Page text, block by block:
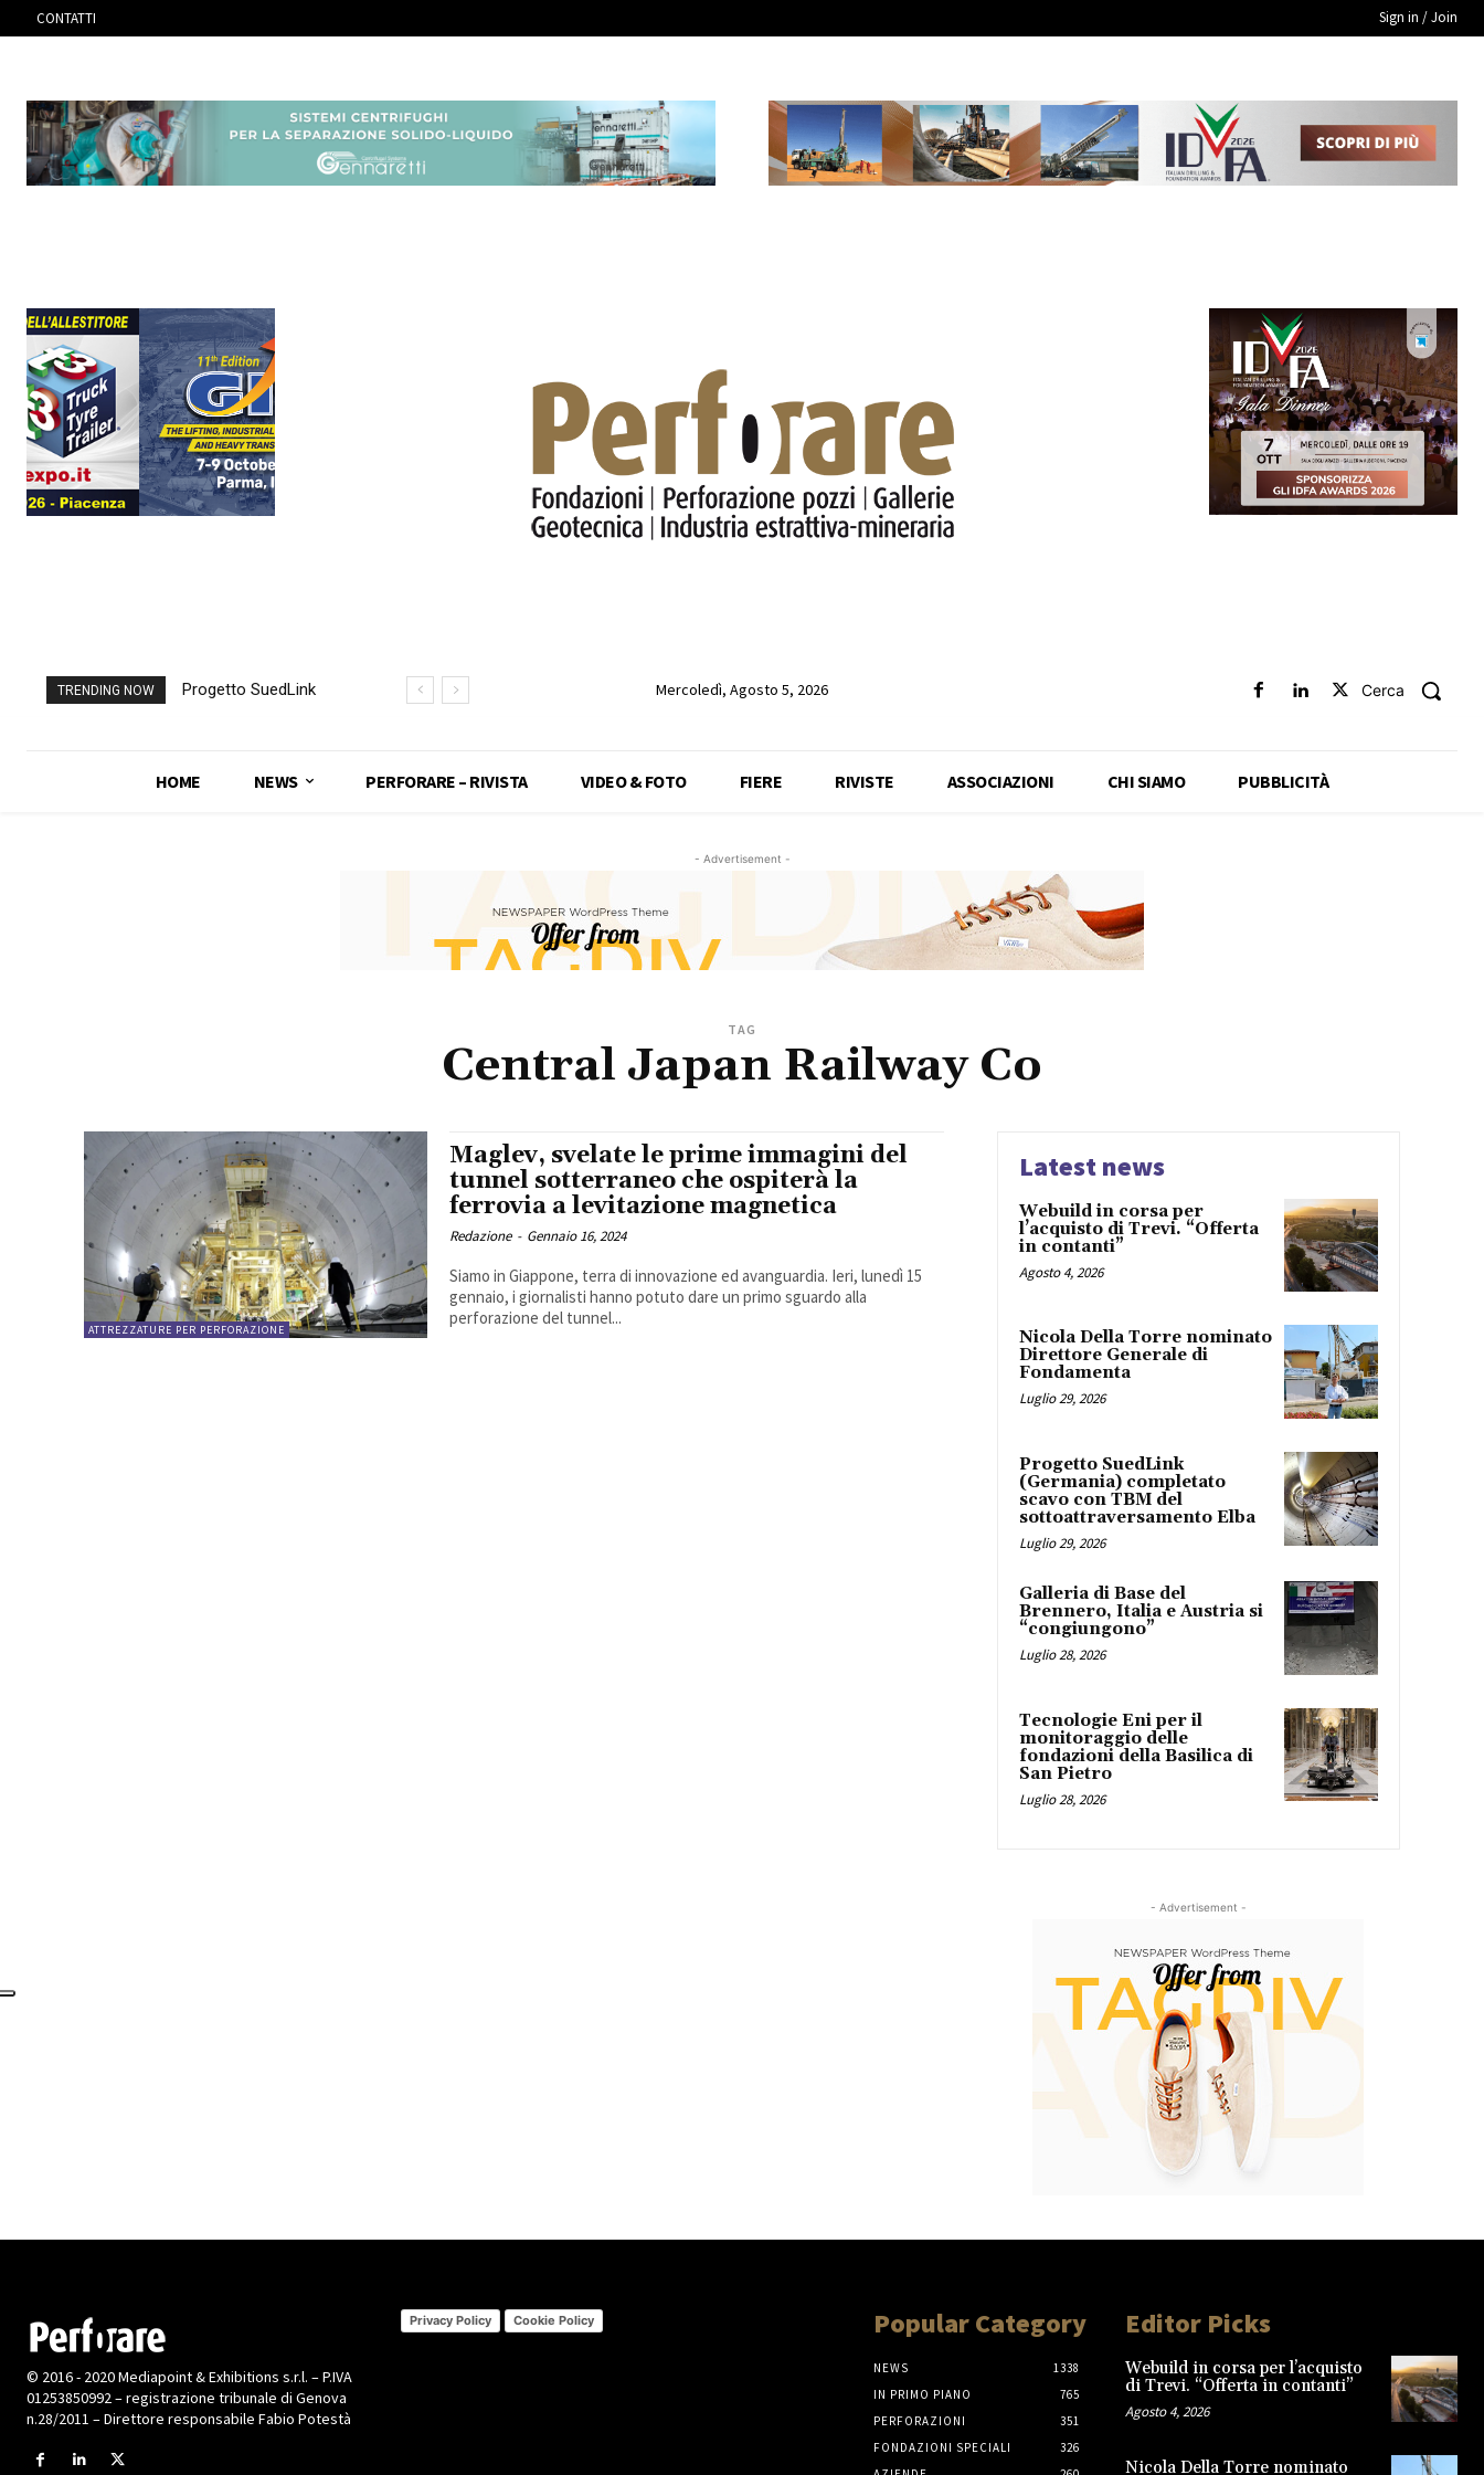
CONTATTI Sign in / Join
TRENDING NOW
Progetto SuedLink
con TBM del
Mercoledì, Agosto 5, 2026 Cerca
HOME NEWS PERFORARE – RIVISTA VIDEO & FOTO FIERE RIVISTE ASSOCIAZIONI CHI SIAMO PUBBLICITÀ
- Advertisement -
TAG
Central Japan Railway Co
ATTREZZATURE PER PERFORAZIONE
Maglev, svelate le prime immagini del
tunnel sotterraneo che ospiterà la
ferrovia a levitazione magnetica
Redazione - Gennaio 16, 2024
Siamo in Giappone, terra di innovazione ed avanguardia. Ieri, lunedì 15
gennaio, i giornalisti hanno potuto dare un primo sguardo alla
perforazione del tunnel...
Latest news
Webuild in corsa per
l’acquisto di Trevi. “Offerta
in contanti”
Agosto 4, 2026
Nicola Della Torre nominato
Direttore Generale di
Fondamenta
Luglio 29, 2026
Progetto SuedLink
(Germania) completato
scavo con TBM del
sottoattraversamento Elba
Luglio 29, 2026
Galleria di Base del
Brennero, Italia e Austria si
“congiungono”
Luglio 28, 2026
Tecnologie Eni per il
monitoraggio delle
fondazioni della Basilica di
San Pietro
Luglio 28, 2026
- Advertisement -
© 2016 - 2020 Mediapoint & Exhibitions s.r.l. – P.IVA
01253850992 – registrazione tribunale di Genova
n.28/2011 – Direttore responsabile Fabio Potestà
Privacy Policy Cookie Policy Popular Category
NEWS
1338
IN PRIMO PIANO
765
PERFORAZIONI
351
FONDAZIONI SPECIALI
326
Editor Picks
Webuild in corsa per l’acquisto
di Trevi. “Offerta in contanti”
Agosto 4, 2026
Nicola Della Torre nominato